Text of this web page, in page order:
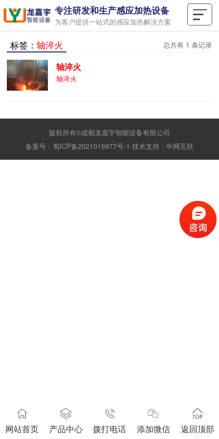
专注研发和生产感应加热设备
为客户提供一站式的感应加热解决方案
标签： 轴淬火 总共有 1 条记录
轴淬火
轴淬火
版权所有©成都龙嘉宇智能设备有限公司
备案号： 蜀ICP备2021019977号-1 技术支持： 中网互联
网站首页 产品中心 拨打电话 添加微信 返回顶部